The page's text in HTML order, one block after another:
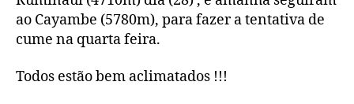
ao Cayambe (5780m), para fazer a tentativa de
cume na quarta feira.
Todos estão bem aclimatados !!!